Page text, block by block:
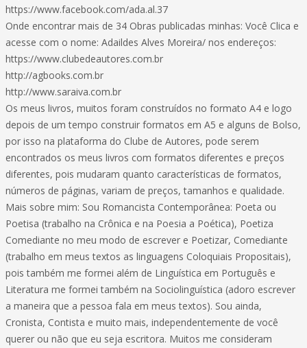
https://www.facebook.com/ada.al.37
Onde encontrar mais de 34 Obras publicadas minhas: Você Clica e
acesse com o nome: Adaildes Alves Moreira/ nos endereços:
https://www.clubedeautores.com.br
http://agbooks.com.br
http://www.saraiva.com.br
Os meus livros, muitos foram construídos no formato A4 e logo
depois de um tempo construir formatos em A5 e alguns de Bolso,
por isso na plataforma do Clube de Autores, pode serem
encontrados os meus livros com formatos diferentes e preços
diferentes, pois mudaram quanto características de formatos,
números de páginas, variam de preços, tamanhos e qualidade.
Mais sobre mim: Sou Romancista Contemporânea: Poeta ou
Poetisa (trabalho na Crônica e na Poesia a Poética), Poetiza
Comediante no meu modo de escrever e Poetizar, Comediante
(trabalho em meus textos as linguagens Coloquiais Propositais),
pois também me formei além de Linguística em Português e
Literatura me formei também na Sociolinguística (adoro escrever
a maneira que a pessoa fala em meus textos). Sou ainda,
Cronista, Contista e muito mais, independentemente de você
querer ou não que eu seja escritora. Muitos me consideram